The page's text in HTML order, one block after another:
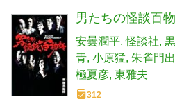
男たちの怪談百
安曇潤平 怪談社
青 小原猛 朱雀門出
極夏彦 東雅夫
312